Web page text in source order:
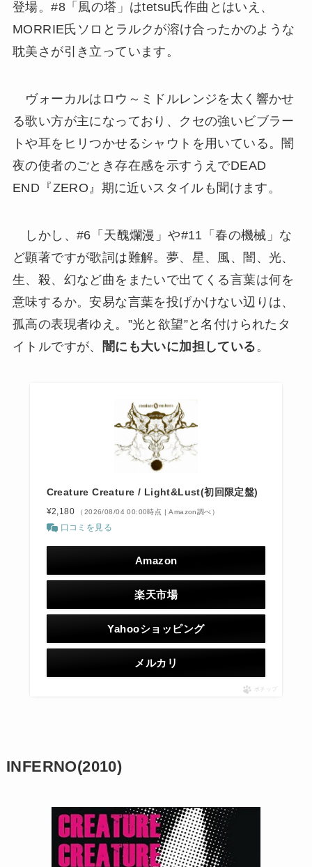
登場。#8「風の塔」はtetsu氏作曲とはいえ、
MORRIE氏ソロとラルクが溶け合ったかのような
耽美さが引き立っています。
ヴォーカルはロウ～ミドルレンジを太く響かせ
る歌い方が主になっており、クセの強いビブラー
トや耳をヒリつかせるシャウトを用いている。闇
夜の使者のごとき存在感を示すうえでDEAD
END『ZERO』期に近いスタイルも聞けます。
しかし、#6「天醜爛漫」や#11「春の機械」な
ど顕著ですが歌詞は難解。夢、星、風、闇、光、
生、殺、幻など曲をまたいで出てくる言葉は何を
意味するか。安易な言葉を投げかけない辺りは、
孤高の表現者ゆえ。”光と欲望”と名付けられたタ
イトルですが、
闇にも大いに加担している 。
Creature Creature / Light&Lust(初回限定盤)
¥2,180 （2026/08/04 00:00時点 | Amazon調べ）
口コミを見る
Amazon
楽天市場
Yahooショッピング
メルカリ
ポチップ
INFERNO(2010)